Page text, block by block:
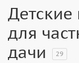
для
дачи
29